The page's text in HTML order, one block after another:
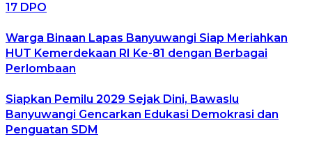
17 DPO
Warga Binaan Lapas Banyuwangi Siap Meriahkan
HUT Kemerdekaan RI Ke-81 dengan Berbagai
Perlombaan
Siapkan Pemilu 2029 Sejak Dini, Bawaslu
Banyuwangi Gencarkan Edukasi Demokrasi dan
Penguatan SDM